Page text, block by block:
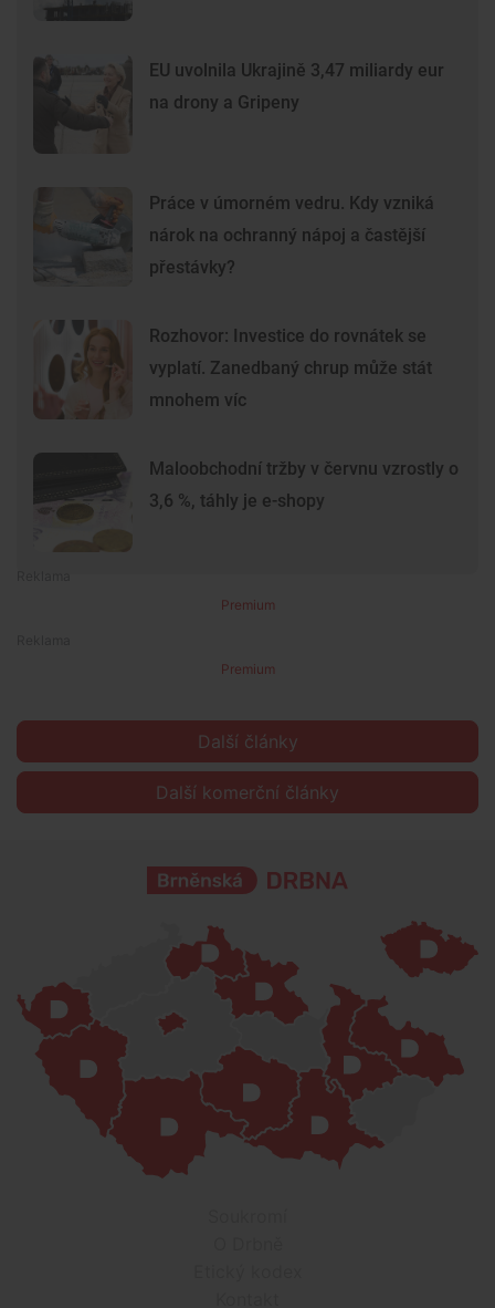
EU uvolnila Ukrajině 3,47 miliardy eur
na drony a Gripeny
Práce v úmorném vedru. Kdy vzniká
nárok na ochranný nápoj a častější
přestávky?
Rozhovor: Investice do rovnátek se
vyplatí. Zanedbaný chrup může stát
mnohem víc
Maloobchodní tržby v červnu vzrostly o
3,6 %, táhly je e-shopy
Premium
Premium
Další články
Další komerční články